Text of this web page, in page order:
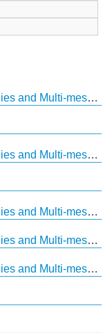
Astroparticle Conference
Astroparticle Conference
Astroparticle Conference
Astroparticle Conference
Astroparticle Conference